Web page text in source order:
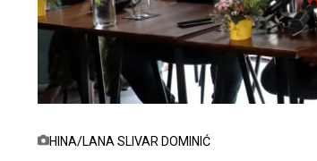
HINA/LANA SLIVAR DOMINIĆ